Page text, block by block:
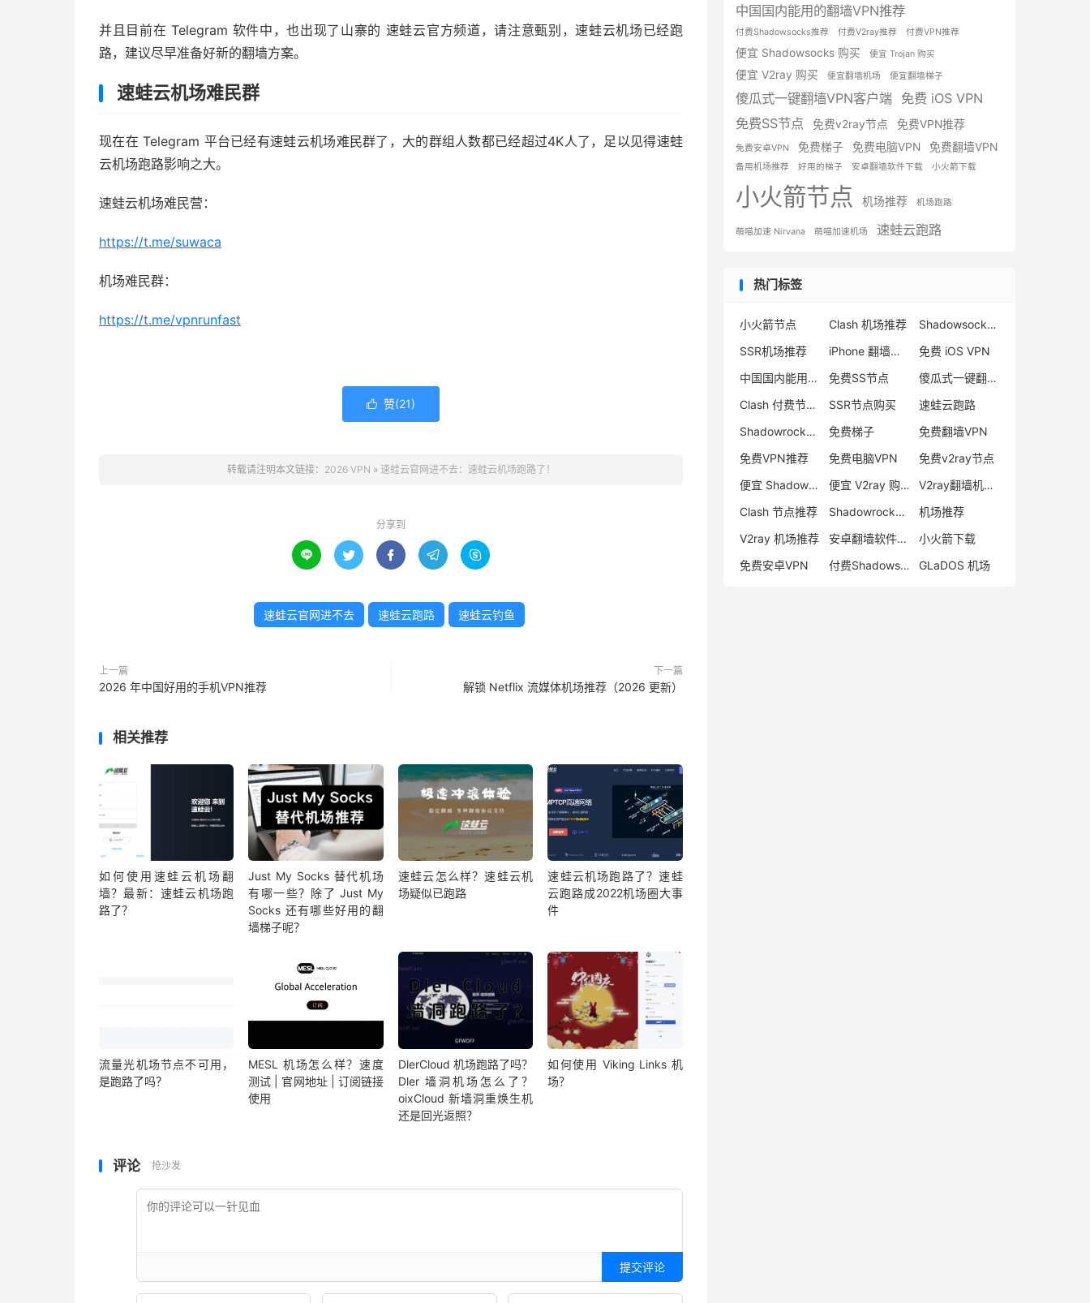
并且目前在 Telegram 软件中，也出现了山寨的 速蛙云官方频道，请注意甄别，速蛙云机场已经跑
路，建议尽早准备好新的翻墙方案。
速蛙云机场难民群
现在在 Telegram 平台已经有速蛙云机场难民群了，大的群组人数都已经超过4K人了，足以见得速蛙
云机场跑路影响之大。
速蛙云机场难民营：
https://t.me/suwaca
机场难民群：
https://t.me/vpnrunfast
 赞(21)
转载请注明本文链接： 2026 VPN » 速蛙云官网进不去：速蛙云机场跑路了！
分享到
    
速蛙云官网进不去 速蛙云跑路 速蛙云钓鱼
上一篇
2026 年中国好用的手机VPN推荐
下一篇
解锁 Netflix 流媒体机场推荐（2026 更新）
相关推荐
如何使用速蛙云机场翻
墙？最新：速蛙云机场跑
路了？
Just My Socks 替代机场
有哪一些？除了 Just My
Socks 还有哪些好用的翻
墙梯子呢？
速蛙云怎么样？速蛙云机
场疑似已跑路
速蛙云机场跑路了？速蛙
云跑路成2022机场圈大事
件
流量光机场节点不可用，
是跑路了吗？
MESL 机场怎么样？速度
测试 | 官网地址 | 订阅链接
使用
DlerCloud 机场跑路了吗？
Dler 墙洞机场怎么了？
oixCloud 新墙洞重焕生机
还是回光返照？
如何使用 Viking Links 机
场？
评论 抢沙发
提交评论
中国国内能用的翻墙VPN推荐
付费Shadowsocks推荐 付费V2ray推荐 付费VPN推荐
便宜 Shadowsocks 购买 便宜 Trojan 购买
便宜 V2ray 购买 便宜翻墙机场 便宜翻墙梯子
傻瓜式一键翻墙VPN客户端 免费 iOS VPN
免费SS节点
免费v2ray节点 免费VPN推荐
免费安卓VPN 免费梯子 免费电脑VPN 免费翻墙VPN
备用机场推荐 好用的梯子 安卓翻墙软件下载 小火箭下载
小火箭节点 机场推荐 机场跑路
萌喵加速 Nirvana 萌喵加速机场 速蛙云跑路
热门标签
小火箭节点 Clash 机场推荐
Shadowsocks 付费节点
SSR机场推荐
iPhone 翻墙代理软件
免费 iOS VPN
中国国内能用的翻墙VPN推荐
免费SS节点
傻瓜式一键翻墙VPN客户端
Clash 付费节点购买
SSR节点购买
速蛙云跑路
Shadowrocket 地址
免费梯子
免费翻墙VPN
免费VPN推荐
免费电脑VPN
免费v2ray节点
便宜 Shadowsocks 购买
便宜 V2ray 购买
V2ray翻墙机场推荐
Clash 节点推荐
Shadowrocket 付费节点
机场推荐
V2ray 机场推荐
安卓翻墙软件下载
小火箭下载
免费安卓VPN
付费Shadowsocks推荐 GLaDOS 机场